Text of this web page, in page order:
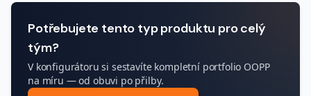
Potřebujete tento typ produktu pro celý
tým?
V konfigurátoru si sestavíte kompletní portfolio OOPP
na míru — od obuvi po přilby.